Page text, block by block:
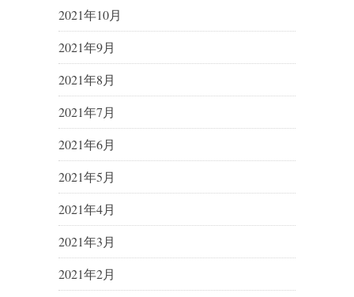
2021年10月
2021年9月
2021年8月
2021年7月
2021年6月
2021年5月
2021年4月
2021年3月
2021年2月